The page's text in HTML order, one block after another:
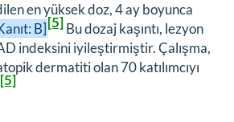
en yüksek doz, 4 ay boyunca
B][5]Bu dozaj kaşıntı, lezyon
indeksini iyileştirmiştir. Çalışma,
dermatiti olan 70 katılımcıyı
[5]